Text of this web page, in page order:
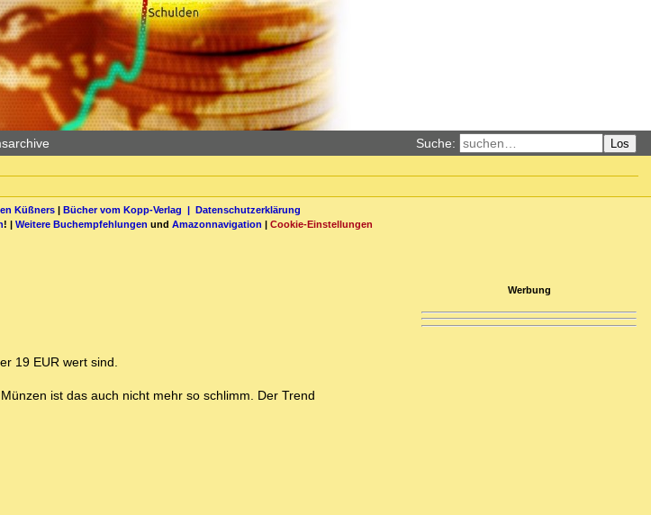
Suche: Los
Küßners| Bücher vom Kopp-Verlag | Datenschutzerklärung
! | Weitere Buchempfehlungen und Amazonnavigation | Cookie-Einstellungen
19 EUR wert sind.
ist das auch nicht mehr so schlimm. Der Trend
Werbung